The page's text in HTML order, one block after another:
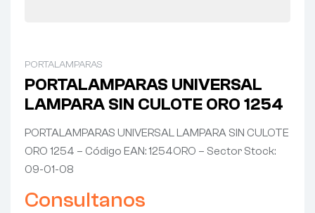
PORTALAMPARAS
PORTALAMPARAS UNIVERSAL
LAMPARA SIN CULOTE ORO 1254
PORTALAMPARAS UNIVERSAL LAMPARA SIN CULOTE
ORO 1254 – Código EAN: 1254ORO – Sector Stock:
09-01-08
Consultanos